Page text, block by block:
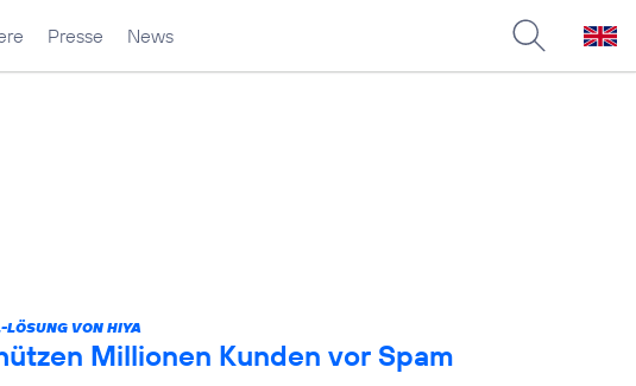
Presse News
LÖSUNG VON HIYA
Millionen Kunden vor Spam